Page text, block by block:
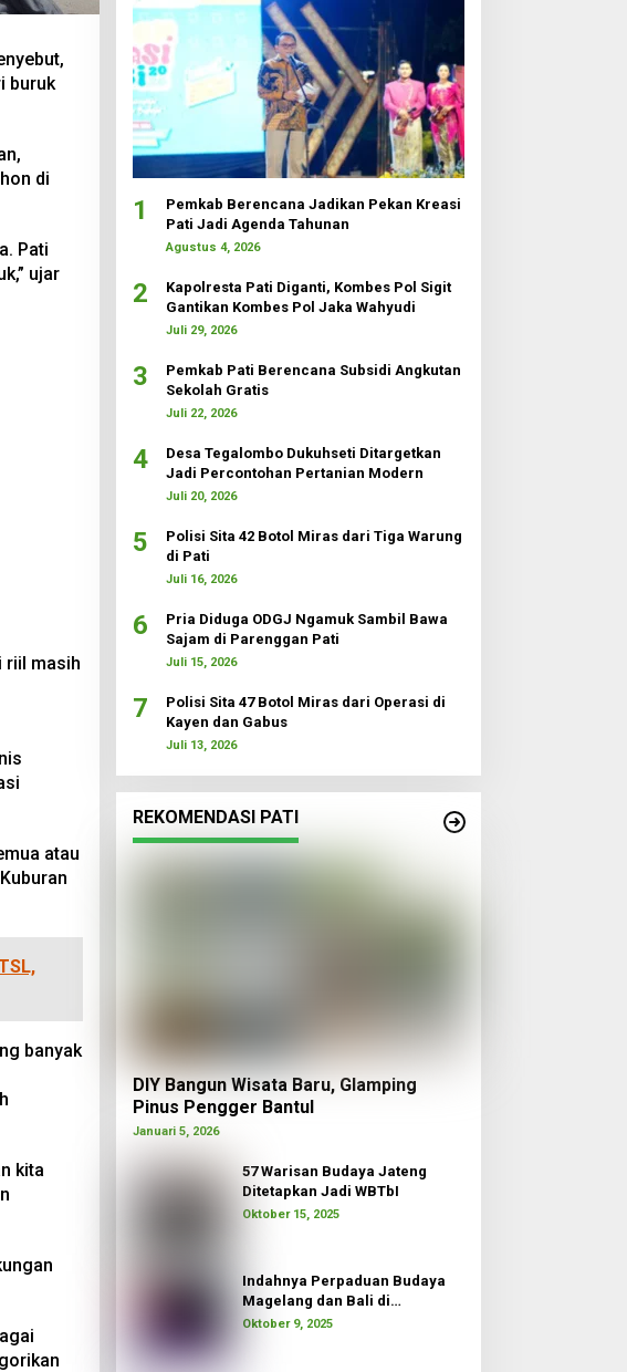
buruk
di
Pati
ujar
riil masih
atau
banyak
kita
1
Pemkab Berencana Jadikan Pekan Kreasi
Pati Jadi Agenda Tahunan
Agustus 4, 2026
2
Kapolresta Pati Diganti, Kombes Pol Sigit
Gantikan Kombes Pol Jaka Wahyudi
Juli 29, 2026
3
Pemkab Pati Berencana Subsidi Angkutan
Sekolah Gratis
Juli 22, 2026
4
Desa Tegalombo Dukuhseti Ditargetkan
Jadi Percontohan Pertanian Modern
Juli 20, 2026
5
Polisi Sita 42 Botol Miras dari Tiga Warung
di Pati
Juli 16, 2026
6
Pria Diduga ODGJ Ngamuk Sambil Bawa
Sajam di Parenggan Pati
Juli 15, 2026
7
Polisi Sita 47 Botol Miras dari Operasi di
Kayen dan Gabus
Juli 13, 2026
REKOMENDASI PATI
DIY Bangun Wisata Baru, Glamping
Pinus Pengger Bantul
Januari 5, 2026
57 Warisan Budaya Jateng
Ditetapkan Jadi WBTbI
Oktober 15, 2025
Indahnya Perpaduan Budaya
Magelang dan Bali di
Borobudur Moon
Oktober 9, 2025